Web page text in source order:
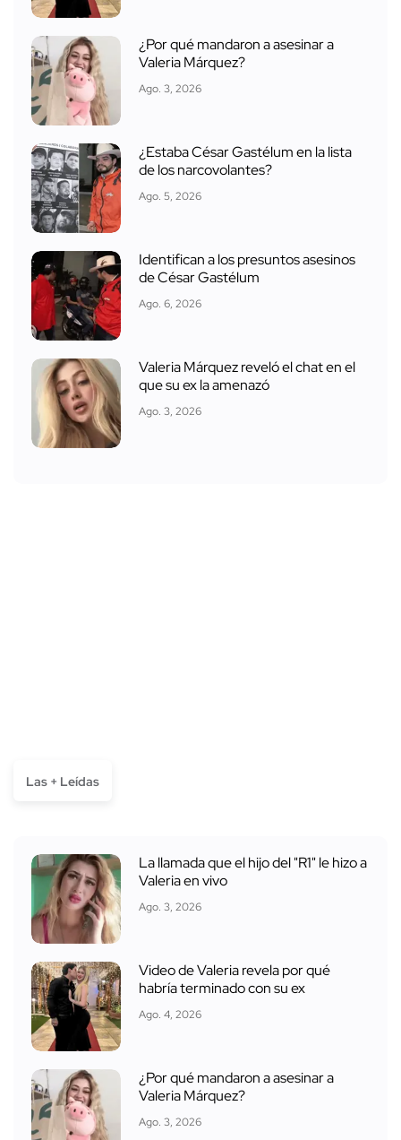
¿Por qué mandaron a asesinar a
Valeria Márquez?
Ago. 3, 2026
¿Estaba César Gastélum en la lista
de los narcovolantes?
Ago. 5, 2026
Identifican a los presuntos asesinos
de César Gastélum
Ago. 6, 2026
Valeria Márquez reveló el chat en el
que su ex la amenazó
Ago. 3, 2026
Las + Leídas
La llamada que el hijo del "R1" le hizo a
Valeria en vivo
Ago. 3, 2026
Video de Valeria revela por qué
habría terminado con su ex
Ago. 4, 2026
¿Por qué mandaron a asesinar a
Valeria Márquez?
Ago. 3, 2026